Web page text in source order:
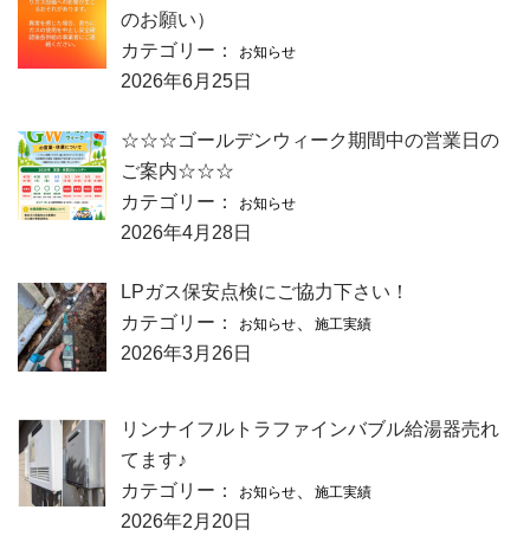
のお願い）
カテゴリー：
お知らせ
2026年6月25日
☆☆☆ゴールデンウィーク期間中の営業日の
ご案内☆☆☆
カテゴリー：
お知らせ
2026年4月28日
LPガス保安点検にご協力下さい！
カテゴリー：
お知らせ 施工実績
2026年3月26日
リンナイフルトラファインバブル給湯器売れ
てます♪
カテゴリー：
お知らせ 施工実績
2026年2月20日